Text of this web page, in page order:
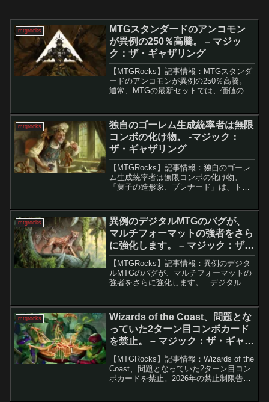
mtgrocks
MTGスタンダードのアンコモン
が異例の250％高騰。 – マジッ
ク：ザ・ギャザリング
【MTGRocks】記事情報：MTGスタンダ
ードのアンコモンが異例の250％高騰。
通常、MTGの最新セットでは、価値のあ
以上の価値を持つことは稀であり、さら
にそのセット...
mtgrocks
独自のゴーレム生成統率者は無限
コンボの化け物。 -マジック：
ザ・ギャザリング
【MTGRocks】記事情報：独自のゴーレ
ム生成統率者は無限コンボの化け物。
「菓子の造形家、ブレナード」は、トー
の要素を横断し、多彩な動きを実現する
統率者だ。非トークン...
mtgrocks
異例のデジタルMTGのバグが、
マルチフォーマットの強者をさら
に強化します。 – マジック：ザ・
ギャザリング
【MTGRocks】記事情報：異例のデジタ
ルMTGのバグが、マルチフォーマットの
強者をさらに強化します。 デジタル版
発生します。最近では、モダンの強力な
カード「オセ...
mtgrocks
Wizards of the Coast、問題とな
っていた2ターン目コンボカード
を禁止。 – マジック：ザ・ギャザ
リング
【MTGRocks】記事情報：Wizards of the
Coast、問題となっていた2ターン目コン
ボカードを禁止。2026年の禁止制限告知